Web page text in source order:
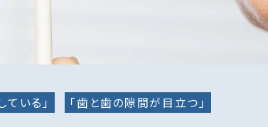
ている」
「歯と歯の隙間が目立つ」